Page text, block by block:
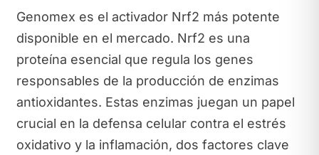
Genomex es el activador Nrf2 más potente
disponible en el mercado. Nrf2 es una
proteína esencial que regula los genes
responsables de la producción de enzimas
antioxidantes. Estas enzimas juegan un papel
crucial en la defensa celular contra el estrés
oxidativo y la inflamación, dos factores clave